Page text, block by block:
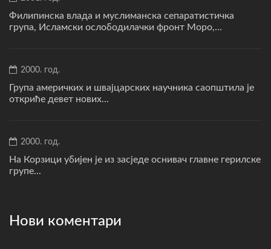
Филипинска влада и муслиманска сепаратистичка
група, Исламски ослободилачки фронт Моро,...
2000. год.
Група америчких и швајцарских научника саопштила је
откриће девет нових...
2000. год.
На Корзици убијен је из засједе оснивач главне герилске
групе...
Нови коментари